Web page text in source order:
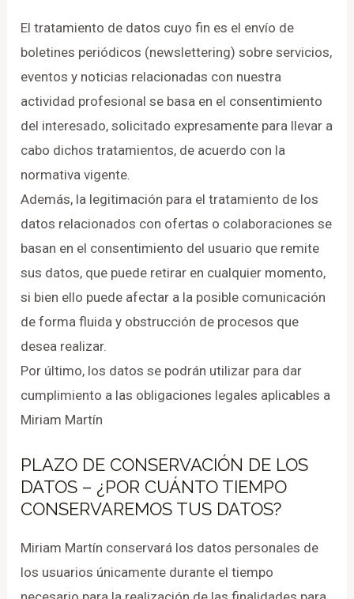
El tratamiento de datos cuyo fin es el envío de
boletines periódicos (newslettering) sobre servicios,
eventos y noticias relacionadas con nuestra
actividad profesional se basa en el consentimiento
del interesado, solicitado expresamente para llevar a
cabo dichos tratamientos, de acuerdo con la
normativa vigente.
Además, la legitimación para el tratamiento de los
datos relacionados con ofertas o colaboraciones se
basan en el consentimiento del usuario que remite
sus datos, que puede retirar en cualquier momento,
si bien ello puede afectar a la posible comunicación
de forma fluida y obstrucción de procesos que
desea realizar.
Por último, los datos se podrán utilizar para dar
cumplimiento a las obligaciones legales aplicables a
Miriam Martín
PLAZO DE CONSERVACIÓN DE LOS
DATOS – ¿POR CUÁNTO TIEMPO
CONSERVAREMOS TUS DATOS?
Miriam Martín conservará los datos personales de
los usuarios únicamente durante el tiempo